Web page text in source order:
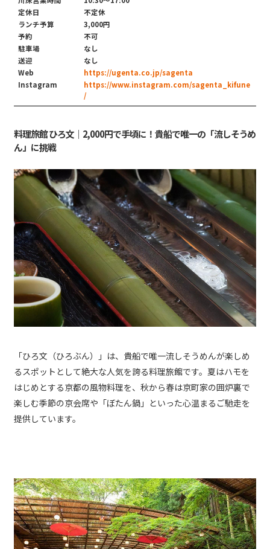
定休日
不定休
ランチ予算
3,000円
予約
不可
駐車場
なし
送迎
なし
Web
https://ugenta.co.jp/sagenta
Instagram
https://www.instagram.com/sagenta_kifune
/
料理旅館 ひろ文｜2,000円で手頃に！貴船で唯一の「流しそうめ
ん」に挑戦
「ひろ文（ひろぶん）」は、貴船で唯一流しそうめんが楽しめ
るスポットとして絶大な人気を誇る料理旅館です。夏はハモを
はじめとする京都の風物料理を、秋から春は京町家の囲炉裏で
楽しむ季節の京会席や「ぼたん鍋」といった心温まるご馳走を
提供しています。